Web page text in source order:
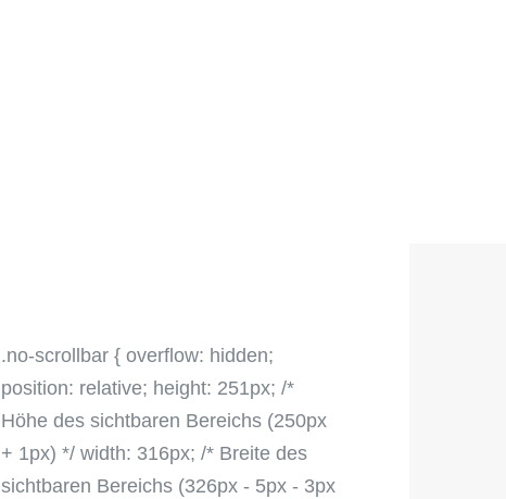
.no-scrollbar { overflow: hidden;
position: relative; height: 251px; /*
Höhe des sichtbaren Bereichs (250px
+ 1px) */ width: 316px; /* Breite des
sichtbaren Bereichs (326px - 5px - 3px